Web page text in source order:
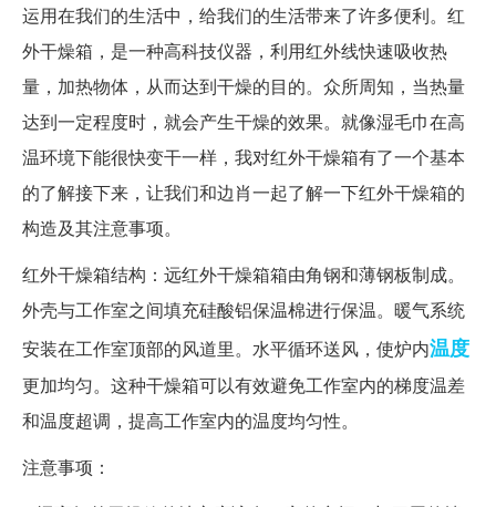
运用在我们的生活中，给我们的生活带来了许多便利。红
外干燥箱，是一种高科技仪器，利用红外线快速吸收热
量，加热物体，从而达到干燥的目的。众所周知，当热量
达到一定程度时，就会产生干燥的效果。就像湿毛巾在高
温环境下能很快变干一样，我对红外干燥箱有了一个基本
的了解接下来，让我们和边肖一起了解一下红外干燥箱的
构造及其注意事项。
红外干燥箱结构：远红外干燥箱箱由角钢和薄钢板制成。
外壳与工作室之间填充硅酸铝保温棉进行保温。暖气系统
安装在工作室顶部的风道里。水平循环送风，使炉内温度
更加均匀。这种干燥箱可以有效避免工作室内的梯度温差
和温度超调，提高工作室内的温度均匀性。
注意事项：